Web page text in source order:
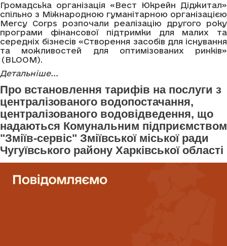
Громадська організація «Вест Юкрейн Діджитал»
спільно з Міжнародною гуманітарною організацією
Mercy Corps розпочали реалізацію другого року
програми фінансової підтримки для малих та
середніх бізнесів «Створення засобів для існування
та можливостей для оптимізованих ринків»
(BLOOM).
Детальніше...
Про встановлення тарифів на послуги з
централізованого водопостачання,
централізованого водовідведення, що
надаються Комунальним підприємством
"Зміїв-сервіс" Зміївської міської ради
Чугуївського району Харківської області